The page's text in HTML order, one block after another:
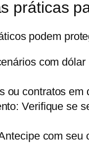
práticas
podem
com
ou contratos
Verifique se
com seu